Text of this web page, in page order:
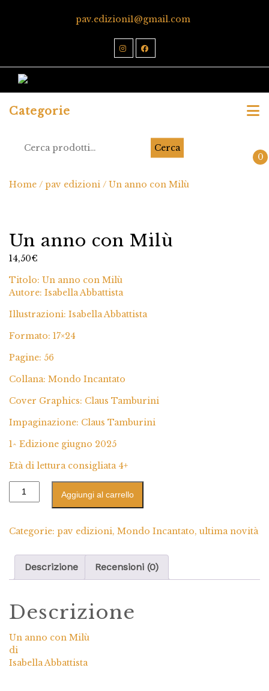
pav.edizioni1@gmail.com
Categorie
Cerca
0
Home / pav edizioni / Un anno con Milù
Un anno con Milù
14,50€
Titolo: Un anno con Milù
Autore: Isabella Abbattista
Illustrazioni: Isabella Abbattista
Formato: 17×24
Pagine: 56
Collana: Mondo Incantato
Cover Graphics: Claus Tamburini
Impaginazione: Claus Tamburini
1^ Edizione giugno 2025
Età di lettura consigliata 4+
Aggiungi al carrello
Categorie: pav edizioni, Mondo Incantato, ultima novità
Descrizione Recensioni (0)
Descrizione
Un anno con Milù
di
Isabella Abbattista